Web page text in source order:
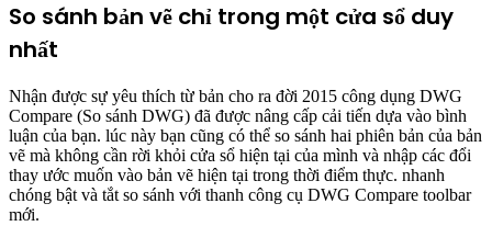
So sánh bản vẽ chỉ trong một cửa sổ duy
nhất
Nhận được sự yêu thích từ bản cho ra đời 2015 công dụng DWG
Compare (So sánh DWG) đã được nâng cấp cải tiến dựa vào bình
luận của bạn. lúc này bạn cũng có thể so sánh hai phiên bản của bản
vẽ mà không cần rời khỏi cửa sổ hiện tại của mình và nhập các đổi
thay ước muốn vào bản vẽ hiện tại trong thời điểm thực. nhanh
chóng bật và tắt so sánh với thanh công cụ DWG Compare toolbar
mới.